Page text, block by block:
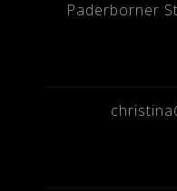
Paderborner